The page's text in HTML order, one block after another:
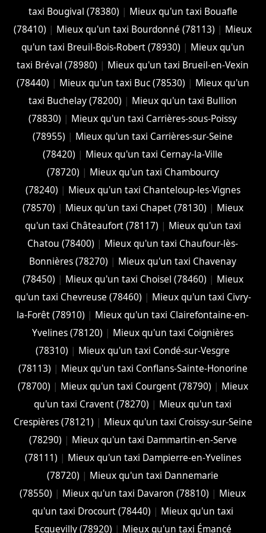
taxi Bougival (78380) | Mieux qu'un taxi Bouafle
(78410) | Mieux qu'un taxi Bourdonné (78113) | Mieux
qu'un taxi Breuil-Bois-Robert (78930) | Mieux qu'un
taxi Bréval (78980) | Mieux qu'un taxi Brueil-en-Vexin
(78440) | Mieux qu'un taxi Buc (78530) | Mieux qu'un
taxi Buchelay (78200) | Mieux qu'un taxi Bullion
(78830) | Mieux qu'un taxi Carrières-sous-Poissy
(78955) | Mieux qu'un taxi Carrières-sur-Seine
(78420) | Mieux qu'un taxi Cernay-la-Ville
(78720) | Mieux qu'un taxi Chambourcy
(78240) | Mieux qu'un taxi Chanteloup-les-Vignes
(78570) | Mieux qu'un taxi Chapet (78130) | Mieux
qu'un taxi Châteaufort (78117) | Mieux qu'un taxi
Chatou (78400) | Mieux qu'un taxi Chaufour-lès-
Bonnières (78270) | Mieux qu'un taxi Chavenay
(78450) | Mieux qu'un taxi Choisel (78460) | Mieux
qu'un taxi Chevreuse (78460) | Mieux qu'un taxi Civry-
la-Forêt (78910) | Mieux qu'un taxi Clairefontaine-en-
Yvelines (78120) | Mieux qu'un taxi Coignières
(78310) | Mieux qu'un taxi Condé-sur-Vesgre
(78113) | Mieux qu'un taxi Conflans-Sainte-Honorine
(78700) | Mieux qu'un taxi Courgent (78790) | Mieux
qu'un taxi Cravent (78270) | Mieux qu'un taxi
Crespières (78121) | Mieux qu'un taxi Croissy-sur-Seine
(78290) | Mieux qu'un taxi Dammartin-en-Serve
(78111) | Mieux qu'un taxi Dampierre-en-Yvelines
(78720) | Mieux qu'un taxi Dannemarie
(78550) | Mieux qu'un taxi Davaron (78810) | Mieux
qu'un taxi Drocourt (78440) | Mieux qu'un taxi
Ecquevilly (78920) | Mieux qu'un taxi Émancé